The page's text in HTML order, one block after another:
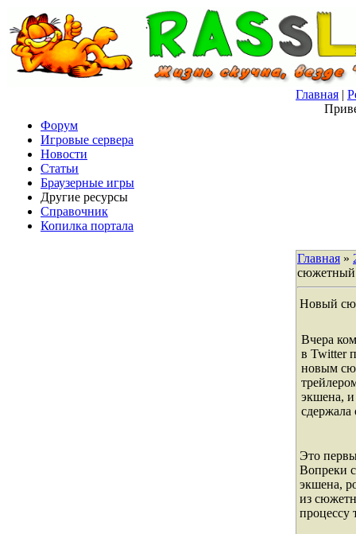
Главная |
Форум
Игровые сервера
Новости
Статьи
Браузерные игры
Другие ресурсы
Справочник
Копилка портала
Главная »
сюжетный
Новый
Вчера
в Twitter
новым
экшена, и
сдержала
Это
Вопреки
экшена,
из
процессу